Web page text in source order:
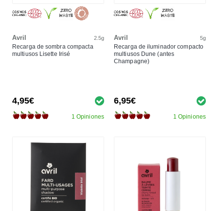
Avril 2.5g
Recarga de sombra compacta
multiusos Lisette Irisé
4,95€
1 Opiniones
Avril 5g
Recarga de iluminador compacto
multiusos Dune (antes
Champagne)
6,95€
1 Opiniones